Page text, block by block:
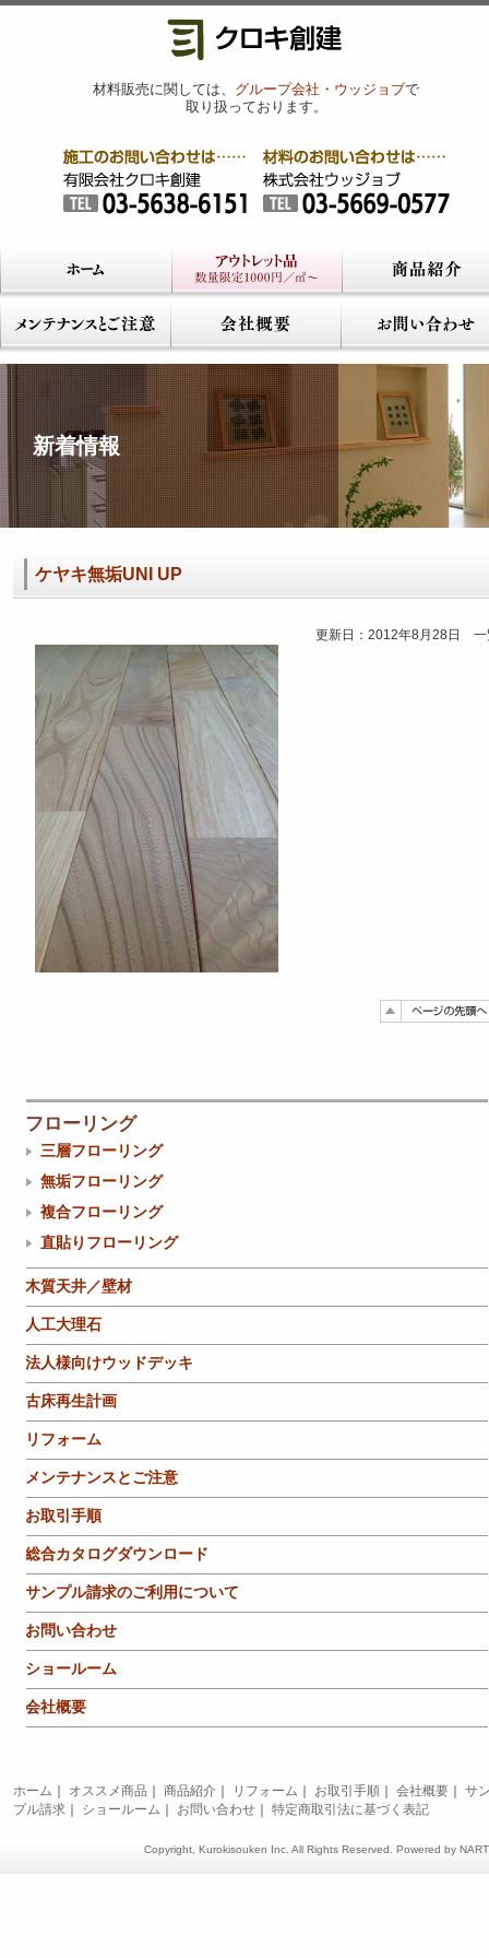
材料販売に関しては、 グループ会社・ウッジョブで
取り扱っております。
新着情報
ケヤキ無垢UNI UP
更新日：2012年8月28日 一
フローリング
三層フローリング
無垢フローリング
複合フローリング
直貼りフローリング
木質天井／壁材
人工大理石
法人様向けウッドデッキ
古床再生計画
リフォーム
メンテナンスとご注意
お取引手順
総合カタログダウンロード
サンプル請求のご利用について
お問い合わせ
ショールーム
会社概要
ホーム オススメ商品 商品紹介｜ リフォーム お取引手順｜ 会社概要｜
サ
プル請求｜ ショールーム お問い合わせ｜ 特定商取引法に基づく表記
Copyright, Kurokisouken Inc. All Rights Reserved. Powered by